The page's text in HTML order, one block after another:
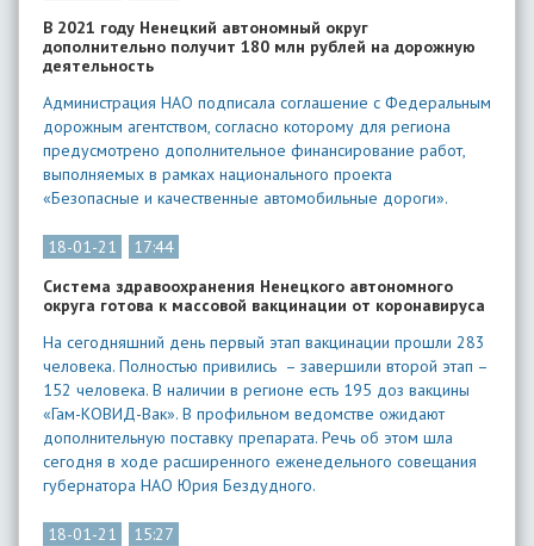
​В 2021 году Ненецкий автономный округ
дополнительно получит 180 млн рублей на дорожную
деятельность
Администрация НАО подписала соглашение с Федеральным
дорожным агентством, согласно которому для региона
предусмотрено дополнительное финансирование работ,
выполняемых в рамках национального проекта
«Безопасные и качественные автомобильные дороги».
18-01-21
17:44
Система здравоохранения Ненецкого автономного
округа готова к массовой вакцинации от коронавируса
На сегодняшний день первый этап вакцинации прошли 283
человека. Полностью привились – завершили второй этап –
152 человека. В наличии в регионе есть 195 доз вакцины
«Гам-КОВИД-Вак». В профильном ведомстве ожидают
дополнительную поставку препарата. Речь об этом шла
сегодня в ходе расширенного еженедельного совещания
губернатора НАО Юрия Бездудного.
18-01-21
15:27